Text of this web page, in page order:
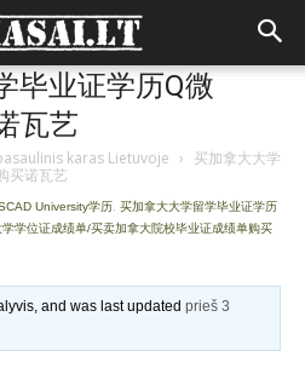
毕业证学历Q微
瓦艺
karas Lietuvoje › 买加拿大大学
买诺瓦艺
University学历 买加拿大大学留学毕业证学历
学位证成绩单/买卖加拿大院校毕业证成绩单购买
and was last updatedprieš 3